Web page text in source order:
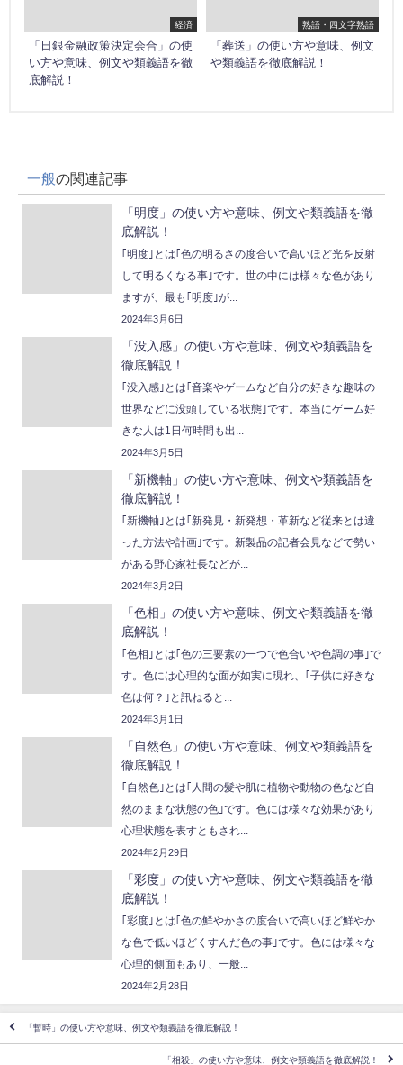
経済
「日銀金融政策決定会合」の使
い方や意味、例文や類義語を徹
底解説！
熟語・四文字熟語
「葬送」の使い方や意味、例文
や類義語を徹底解説！
一般の関連記事
「明度」の使い方や意味、例文や類義語を徹
底解説！
｢明度｣とは｢色の明るさの度合いで高いほど光を反射
して明るくなる事｣です。世の中には様々な色があり
ますが、最も｢明度｣が...
2024年3月6日
「没入感」の使い方や意味、例文や類義語を
徹底解説！
｢没入感｣とは｢音楽やゲームなど自分の好きな趣味の
世界などに没頭している状態｣です。本当にゲーム好
きな人は1日何時間も出...
2024年3月5日
「新機軸」の使い方や意味、例文や類義語を
徹底解説！
｢新機軸｣とは｢新発見・新発想・革新など従来とは違
った方法や計画｣です。新製品の記者会見などで勢い
がある野心家社長などが...
2024年3月2日
「色相」の使い方や意味、例文や類義語を徹
底解説！
｢色相｣とは｢色の三要素の一つで色合いや色調の事｣で
す。色には心理的な面が如実に現れ、｢子供に好きな
色は何？｣と訊ねると...
2024年3月1日
「自然色」の使い方や意味、例文や類義語を
徹底解説！
｢自然色｣とは｢人間の髪や肌に植物や動物の色など自
然のままな状態の色｣です。色には様々な効果があり
心理状態を表すともされ...
2024年2月29日
「彩度」の使い方や意味、例文や類義語を徹
底解説！
｢彩度｣とは｢色の鮮やかさの度合いで高いほど鮮やか
な色で低いほどくすんだ色の事｣です。色には様々な
心理的側面もあり、一般...
2024年2月28日
「暫時」の使い方や意味、例文や類義語を徹底解説！
「相殺」の使い方や意味、例文や類義語を徹底解説！